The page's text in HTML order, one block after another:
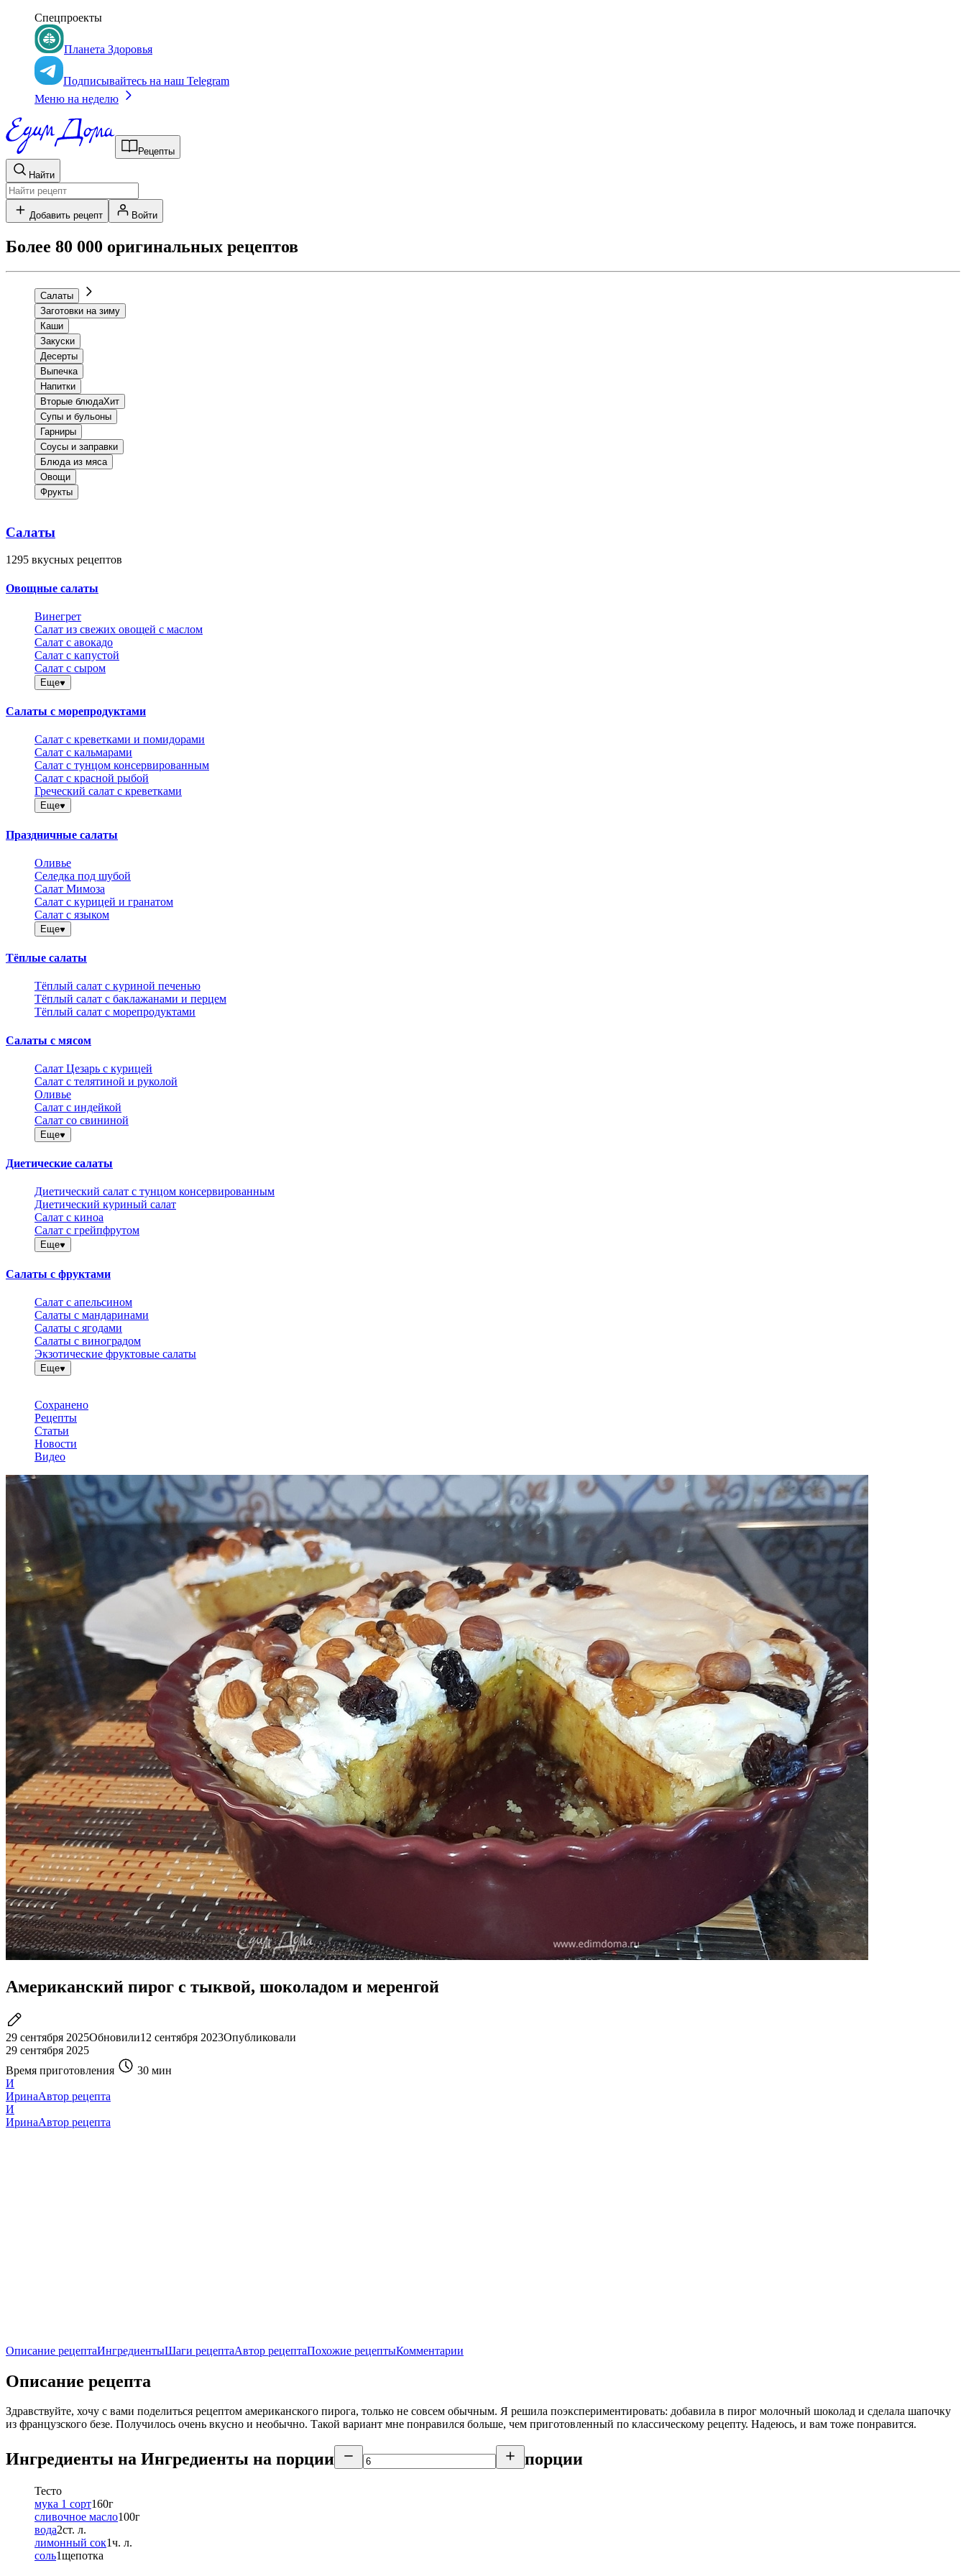
Спецпроекты
Планета Здоровья
Подписывайтесь на наш Telegram
Меню на неделю
Рецепты
Найти
Добавить рецепт Войти
Более 80 000 оригинальных рецептов
Салаты
Заготовки на зиму
Каши
Закуски
Десерты
Выпечка
Напитки
Вторые блюдаХит
Супы и бульоны
Гарниры
Соусы и заправки
Блюда из мяса
Овощи
Фрукты
Салаты
1295 вкусных рецептов
Овощные салаты
Винегрет
Салат из свежих овощей с маслом
Салат с авокадо
Салат с капустой
Салат с сыром
Еще
Салаты с морепродуктами
Салат с креветками и помидорами
Салат с кальмарами
Салат с тунцом консервированным
Салат с красной рыбой
Греческий салат с креветками
Еще
Праздничные салаты
Оливье
Селедка под шубой
Салат Мимоза
Салат с курицей и гранатом
Салат с языком
Еще
Тёплые салаты
Тёплый салат с куриной печенью
Тёплый салат с баклажанами и перцем
Тёплый салат с морепродуктами
Салаты с мясом
Салат Цезарь с курицей
Салат с телятиной и руколой
Оливье
Салат с индейкой
Салат со свининой
Еще
Диетические салаты
Диетический салат с тунцом консервированным
Диетический куриный салат
Салат с киноа
Салат с грейпфрутом
Еще
Салаты с фруктами
Салат с апельсином
Салаты с мандаринами
Салаты с ягодами
Салаты с виноградом
Экзотические фруктовые салаты
Еще
Сохранено
Рецепты
Статьи
Новости
Видео
Американский пирог с тыквой, шоколадом и меренгой
29 сентября 2025Обновили12 сентября 2023Опубликовали
29 сентября 2025
Время приготовления
30 мин
И
ИринаАвтор рецепта
И
ИринаАвтор рецепта
Описание рецептаИнгредиентыШаги рецептаАвтор рецептаПохожие рецептыКомментарии
Описание рецепта
Здравствуйте, хочу с вами поделиться рецептом американского пирога, только не совсем обычным. Я решила поэкспериментировать: добавила в пирог молочный шоколад и сделала шапочку
из французского безе. Получилось очень вкусно и необычно. Такой вариант мне понравился больше, чем приготовленный по классическому рецепту. Надеюсь, и вам тоже понравится.
Ингредиенты на Ингредиенты на порции порции
Тесто
мука 1 сорт160г
сливочное масло100г
вода2ст. л.
лимонный сок1ч. л.
соль1щепотка